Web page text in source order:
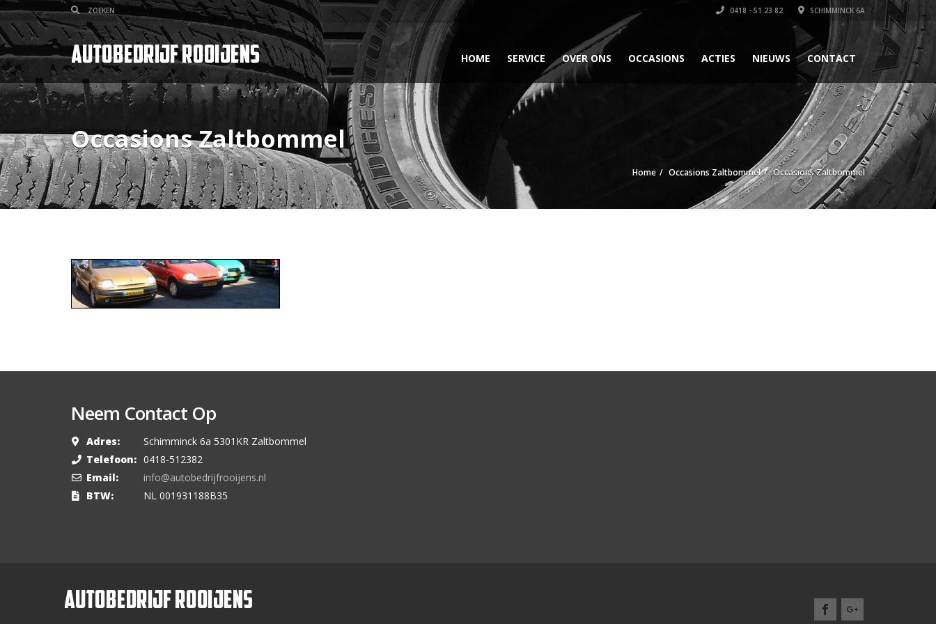
0418 - 51 23 82 SCHIMMINCK 6A
HOME SERVICE OVER ONS OCCASIONS ACTIES NIEUWS CONTACT
Occasions Zaltbommel
Home Occasions Zaltbommel Occasions Zaltbommel
Neem Contact Op
Adres:
Schimminck 6a 5301KR Zaltbommel
Telefoon: 0418-512382
Email:
info@autobedrijfrooijens.nl
BTW:
NL 001931188B35